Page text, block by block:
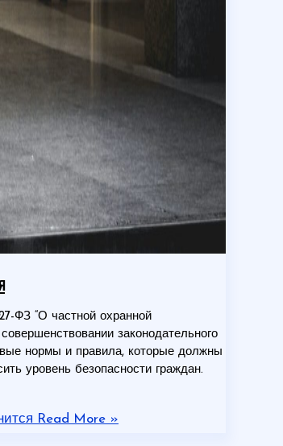
ФЗ “О частной охранной
законодательного
нормы и правила, которые должны
уровень безопасности граждан.
Read More »